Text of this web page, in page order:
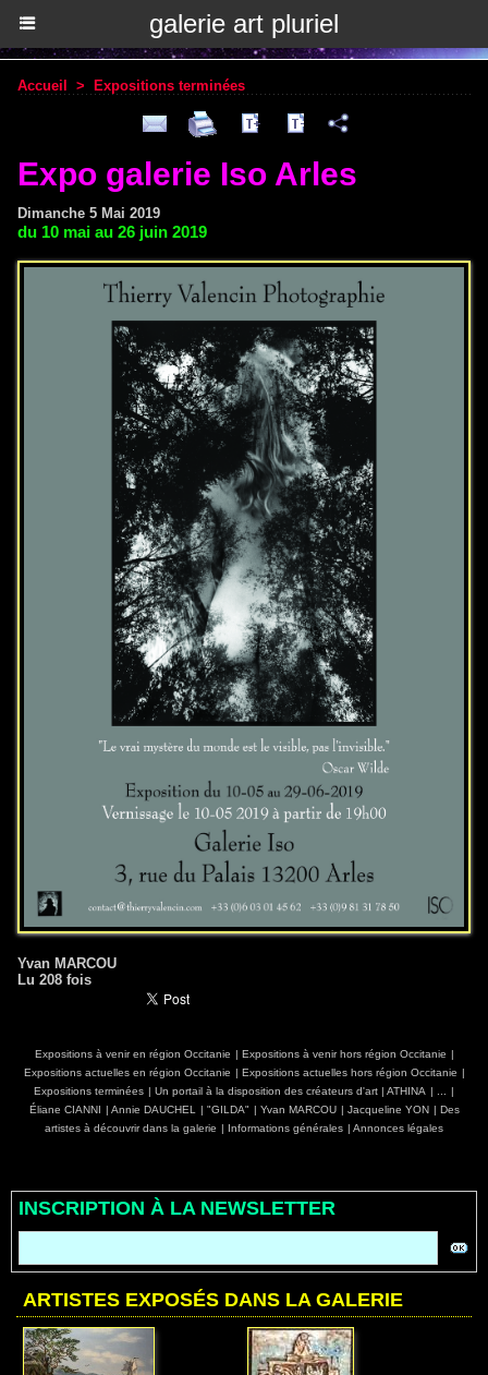
galerie art pluriel
Accueil > Expositions terminées
Expo galerie Iso Arles
Dimanche 5 Mai 2019
du 10 mai au 26 juin 2019
Yvan MARCOU
Lu 208 fois
Expositions à venir en région Occitanie Expositions à venir hors région Occitanie
Expositions actuelles en région Occitanie
Expositions actuelles hors région Occitanie
Expositions terminées
Un portail à la disposition des créateurs d'art ATHINA ...
Éliane CIANNI
Annie DAUCHEL "GILDA" Yvan MARCOU Jacqueline YON
Des
artistes à découvrir dans la galerie
Informations générales Annonces légales
INSCRIPTION À LA NEWSLETTER
ARTISTES EXPOSÉS DANS LA GALERIE